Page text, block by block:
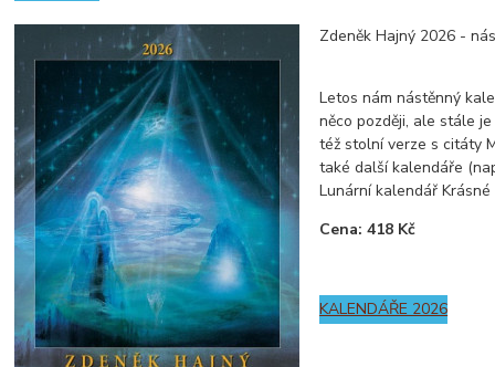
Zdeněk Hajný 2026 -
Letos nám nástěnný
něco později, ale stále
též stolní verze s citáty
také další kalendáře
Lunární kalendář
Cena: 418 Kč
KALENDÁŘE 2026